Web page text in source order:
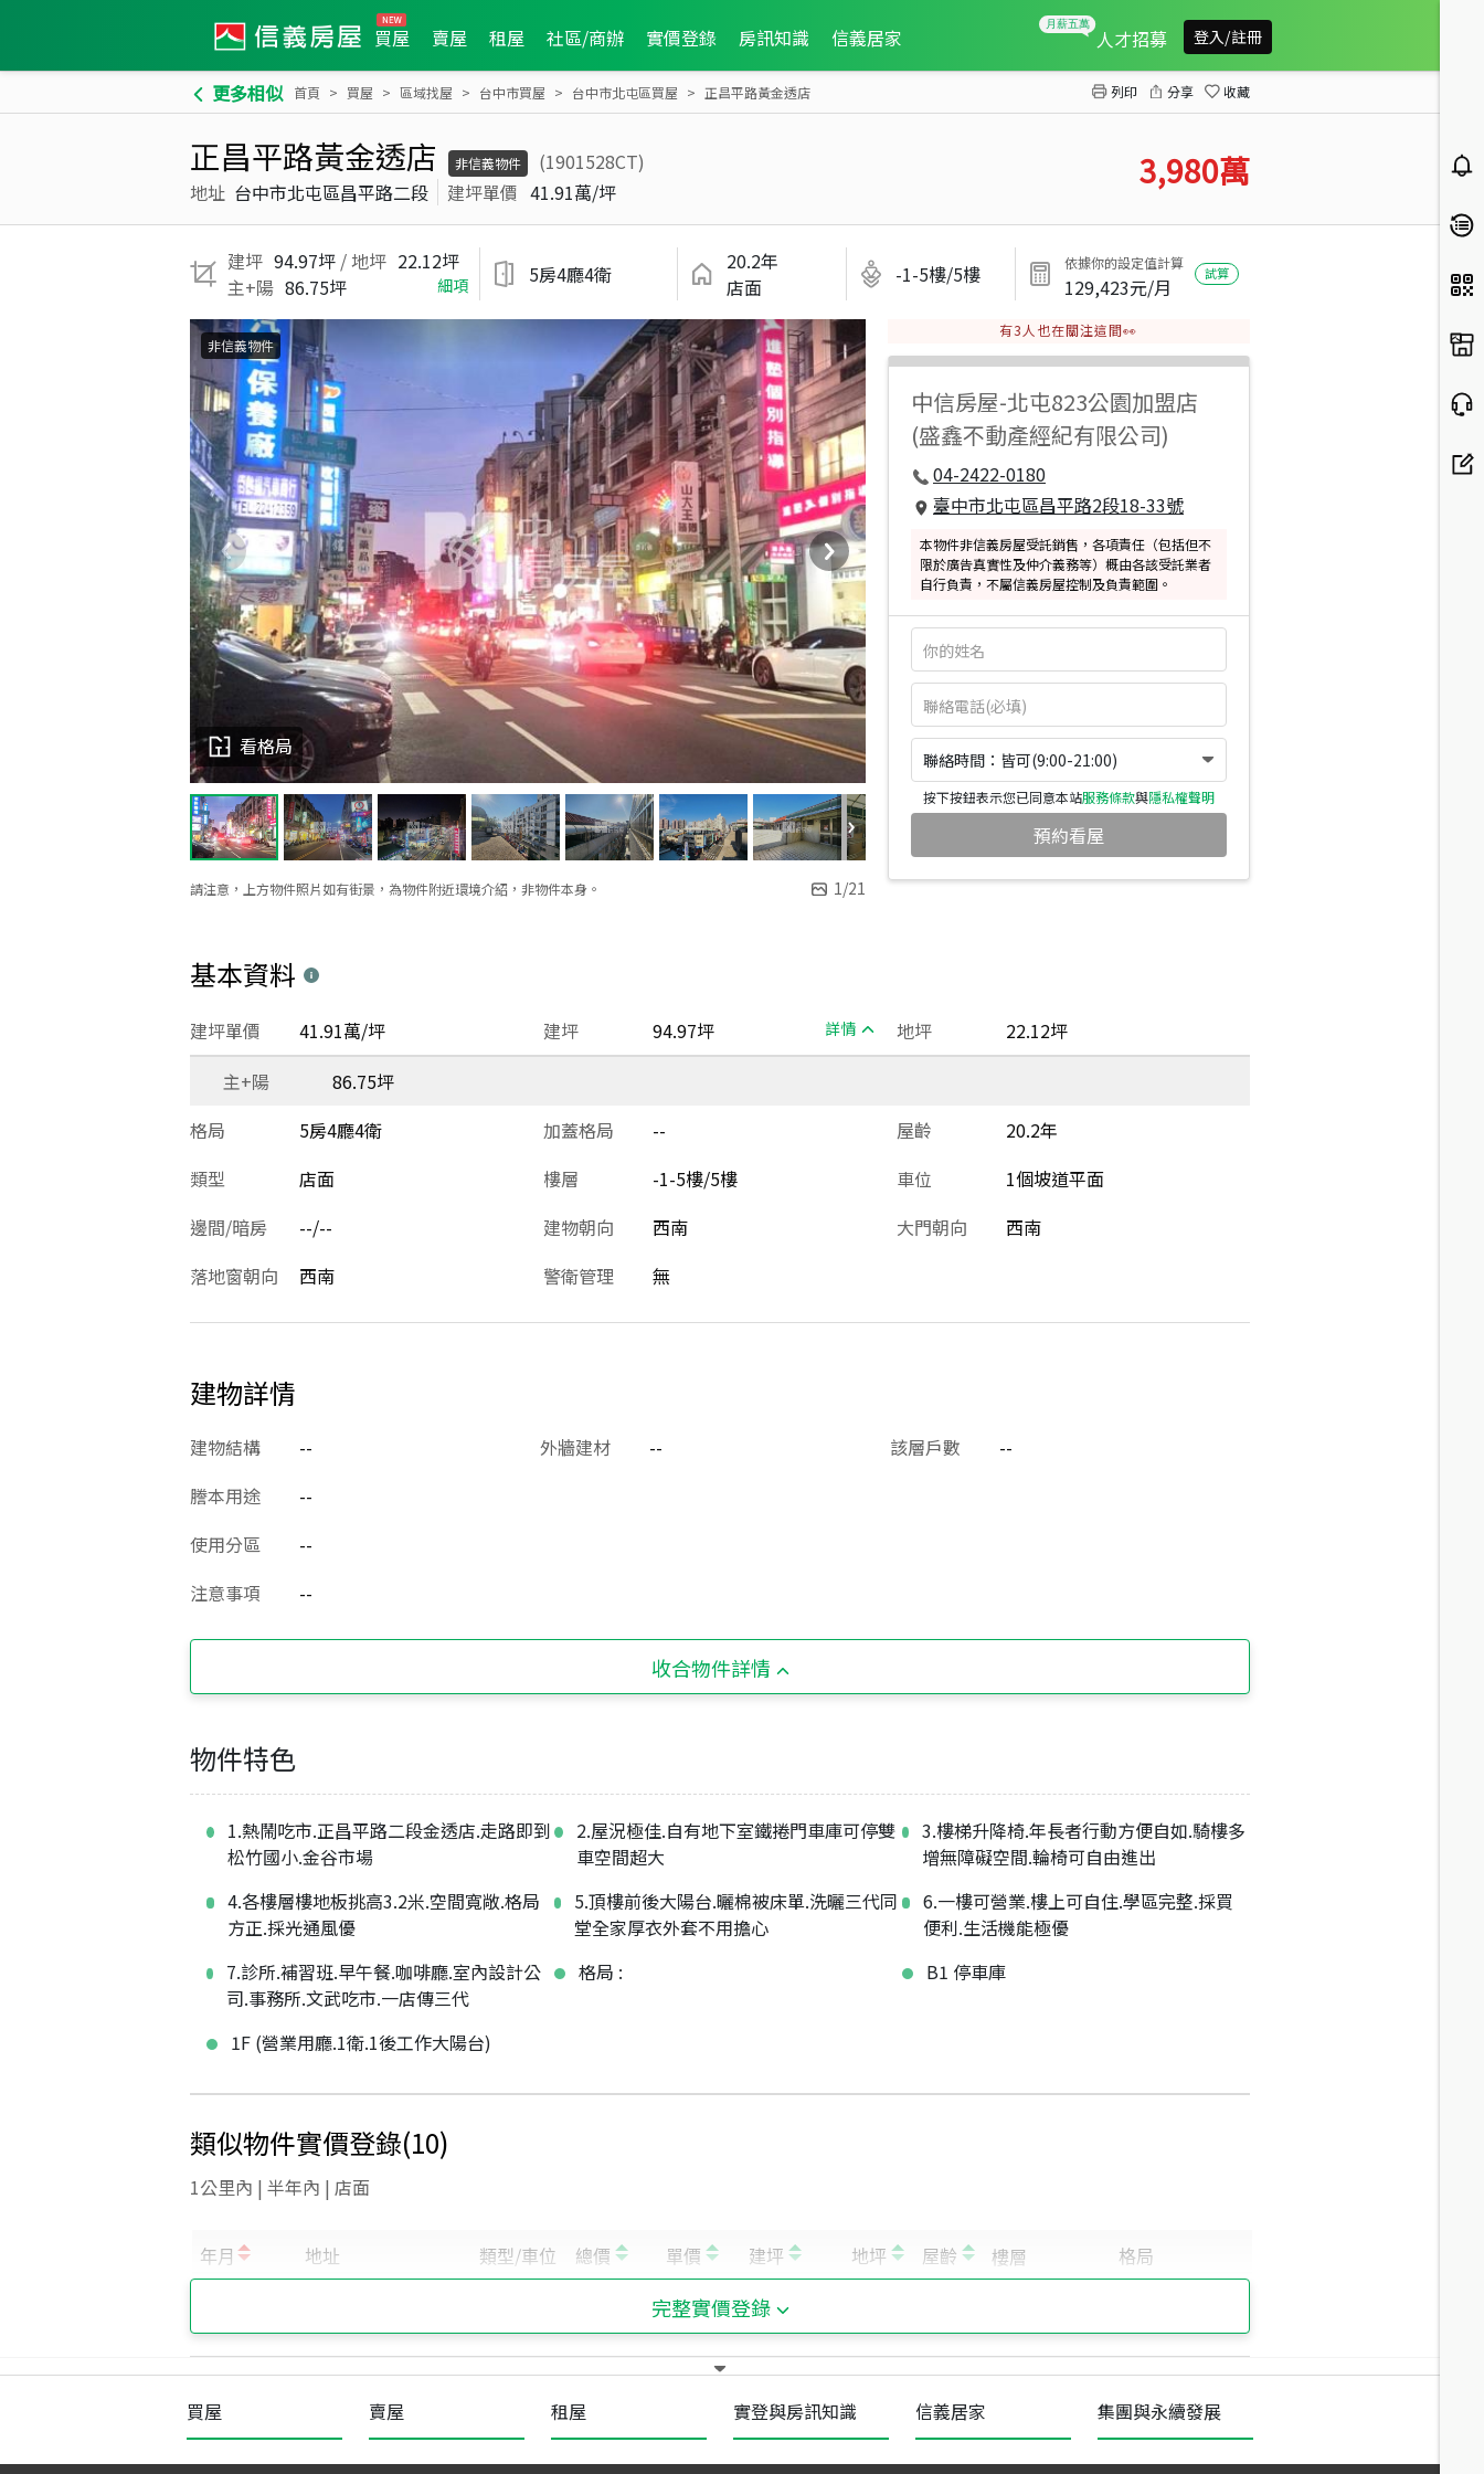
買屋 賣屋 租屋 社區/商辦 實價登錄 房訊知識 信義居家 人才招募 登入/註冊
更多相似 首頁 買屋 區域找屋 台中市買屋 台中市北屯區買屋 正昌平路黃金透店 列印 分享 收藏
正昌平路黃金透店 非信義物件
(1901528CT)
地址 台中市北屯區昌平路二段 建坪單價 41.91萬/坪 3,980萬
建坪 94.97坪 / 地坪 22.12坪
主+陽 86.75坪 細項 5房4廳4衛
20.2年
店面
-1-5樓/5樓 依據你的設定值計算
129,423元/月
試算
請注意，上方物件照片如有街景，為物件附近環境介紹，非物件本身。 1/21
看格局
非信義物件
有3 人也在關注這間👀
中信房屋-北屯823公園加盟店
(盛鑫不動產經紀有限公司)
04-2422-0180
臺中市北屯區昌平路2段18-33號
本物件非信義房屋受託銷售，各項責任（包括但不
限於廣告真實性及仲介義務等）概由各該受託業者
自行負責，不屬信義房屋控制及負責範圍。
聯絡時間：皆可(9:00-21:00)
按下按鈕表示您已同意本站服務條款與隱私權聲明
預約看屋
基本資料
建坪 94.97坪 詳情
建坪單價 41.91萬/坪 地坪
22.12坪
主+陽
86.75坪
格局
5房4廳4衛 加蓋格局 -- 屋齡
20.2年
類型
店面 樓層 -1-5樓/5樓 車位
1個坡道平面
邊間/暗房
--/-- 建物朝向 西南 大門朝向
西南
落地窗朝向
西南 警衛管理 無
建物詳情
建物結構 -- 外牆建材 -- 該層戶數
--
謄本用途
--
使用分區
--
注意事項
--
收合物件詳情
物件特色
1.熱鬧吃市.正昌平路二段金透店.走路即到
松竹國小.金谷市場
2.屋況極佳.自有地下室鐵捲門車庫可停雙
車空間超大
3.樓梯升降椅.年長者行動方便自如.騎樓多
增無障礙空間.輪椅可自由進出
4.各樓層樓地板挑高3.2米.空間寬敞.格局
方正.採光通風優
5.頂樓前後大陽台.曬棉被床單.洗曬三代同
堂全家厚衣外套不用擔心
6.一樓可營業.樓上可自住.學區完整.採買
便利.生活機能極優
7.診所.補習班.早午餐.咖啡廳.室內設計公
司.事務所.文武吃市.一店傳三代
格局 : B1 停車庫​​​​​​​
1F (營業用廳.1衛.1後工作大陽台)
類似物件實價登錄(10)
1公里內 | 半年內 | 店面
完整實價登錄
買屋 賣屋 租屋 實登與房訊知識 信義居家 集團與永續發展